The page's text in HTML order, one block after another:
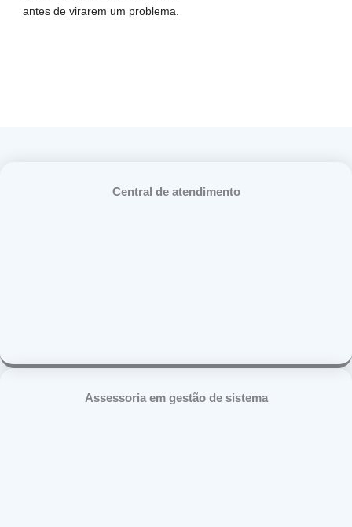
antes de virarem um problema.
Central de atendimento
Assessoria em gestão de sistema